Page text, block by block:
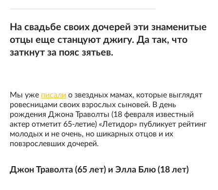
На свадьбе своих дочерей эти знаменитые
отцы еще станцуют джигу. Да так, что
заткнут за пояс зятьев.
Мы уже писали о звездных мамах, которые выглядят
ровесницами своих взрослых сыновей. В день
рождения Джона Траволты (18 февраля известный
актер отметит 65-летие) «Летидор» публикует рейтинг
молодых и не очень, но шикарных отцов и их
повзрослевших дочерей.
Джон Траволта (65 лет) и Элла Блю (18 лет)